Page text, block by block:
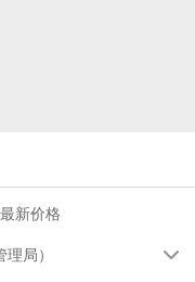
新价格
理局） 